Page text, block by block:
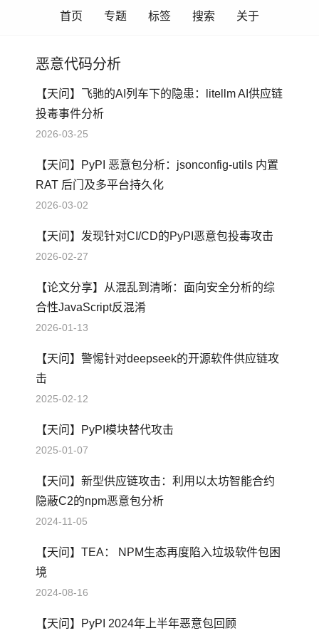
首页 专题 标签 搜索 关于
恶意代码分析
【天问】飞驰的AI列车下的隐患：litellm AI供应链
投毒事件分析
2026-03-25
【天问】PyPI 恶意包分析：jsonconfig-utils 内置
RAT 后门及多平台持久化
2026-03-02
【天问】发现针对CI/CD的PyPI恶意包投毒攻击
2026-02-27
【论文分享】从混乱到清晰：面向安全分析的综
合性JavaScript反混淆
2026-01-13
【天问】警惕针对deepseek的开源软件供应链攻
击
2025-02-12
【天问】PyPI模块替代攻击
2025-01-07
【天问】新型供应链攻击：利用以太坊智能合约
隐蔽C2的npm恶意包分析
2024-11-05
【天问】TEA： NPM生态再度陷入垃圾软件包困
境
2024-08-16
【天问】PyPI 2024年上半年恶意包回顾